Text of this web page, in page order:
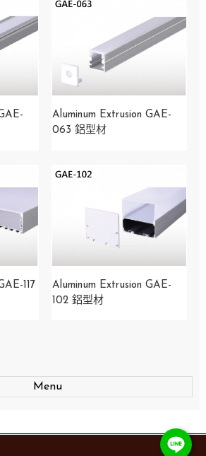
Aluminum Extrusion GAE-
063 鋁型材
117
Aluminum Extrusion GAE-
102 鋁型材
Menu